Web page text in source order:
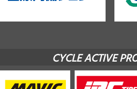
CYCLE ACTIVE